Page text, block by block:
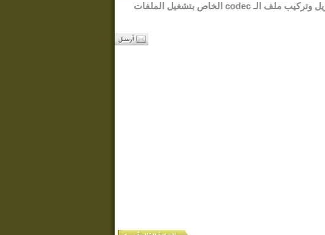
لتنزيل وتركيب ملف الـ codec الخاص بتشغيل الملفات